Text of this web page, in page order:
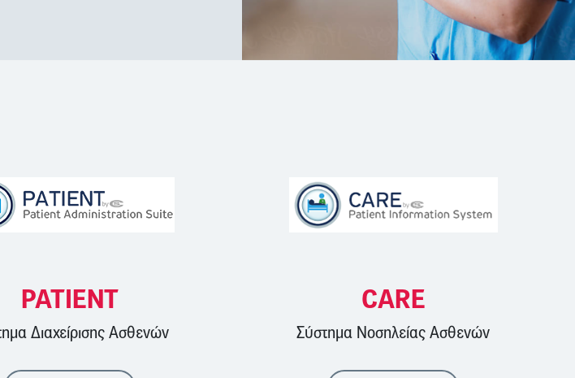
PATIENT
Διαχείρισης Ασθενών
CARE
Σύστημα Νοσηλείας Ασθενών